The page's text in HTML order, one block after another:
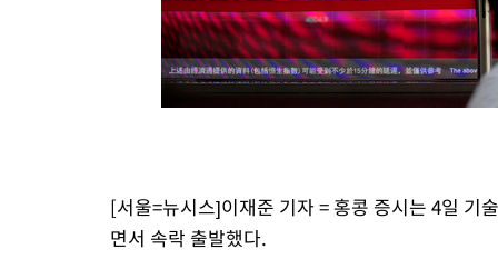
[속보]원·달러 환율, 7.7원 내린 1416.1원 마감
[속보] 노원서 40.1도 관측…서울, 2018년 이후 첫 40도
[속보]종합특검, '계엄 수용공간 확보' 신용해 前교정본부장 기
외신들도 주목한 韓축구 파문…"국민적 공분에 수사 재개"
[속보]국힘 윤리위, '돌려차기 발언' 진종오·서범수 징계 절차 개시
[서울=뉴시스]이재준 기자 = 홍콩 증시는 4일 기
면서 속락 출발했다.